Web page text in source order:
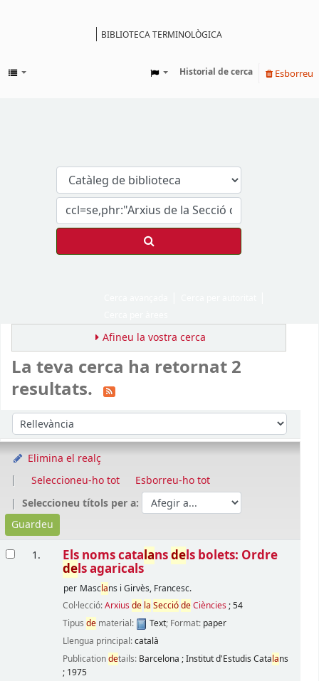
BIBLIOTECA TERMINOLÒGICA
Historial de cerca Esborreu
Afineu la vostra cerca
La teva cerca ha retornat 2
resultats.
Ordeneu per:
Elimina el realç
Seleccioneu-ho tot
Esborreu-ho tot
Seleccioneu títols per a:
1. Els noms catalansdels bolets: Ordre
dels agaricals
per Masclans i Girvès, Francesc.
Col·lecció:Arxiusde la SecciódeCiències; 54
Tipus dematerial: Text; Format: paper
Llengua principal:català
Publicationdetails: Barcelona ;Institut d'Estudis Catalans
; 1975